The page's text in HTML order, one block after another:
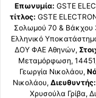
Επωνυμία: GSTE
τίτλος: GSTE
Σολωμού 70 & Βάκχου
Ελληνικό
ΔΟΥ ΦΑΕ Αθηνών,
Μεταμόρφωση,
Γεωργία Νικολάου,
Νικολάου, Διευθυντής:
Χρυσούλα Γρίβα,